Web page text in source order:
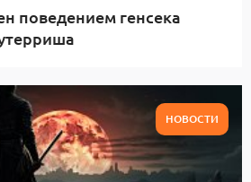
поведением генсека
НОВОСТИ